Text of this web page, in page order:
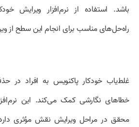
باشد. استفاده از نرم‌افزار ویرایش
راه‌حل‌های مناسب برای انجام این سطح از
غلط‌یاب خودکار پاکنویس به افراد در
خطاهای نگارشی کمک می‌کند. این
محقق در مراحل ویرایش نقش مؤثری